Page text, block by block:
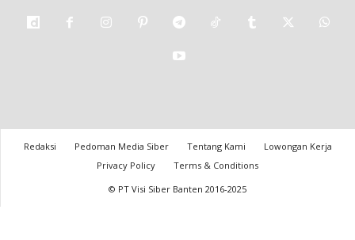
Redaksi Pedoman Media Siber Tentang Kami
Lowongan Kerja
Privacy Policy
Terms & Conditions
© PT Visi Siber Banten 2016-2025